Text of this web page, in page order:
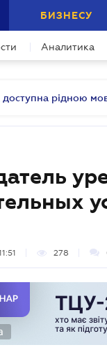
БИЗНЕСУ
Аналитика
доступна рідною
278